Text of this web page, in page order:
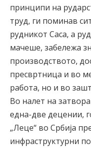
принципи на
труд, ги поминав
рудникот Саса, а
мачеше, забележа
производството,
пресвртница и во
работа, но и во
Во налет на
една-две децении,
„Леце“ во Србија
инфраструктурни